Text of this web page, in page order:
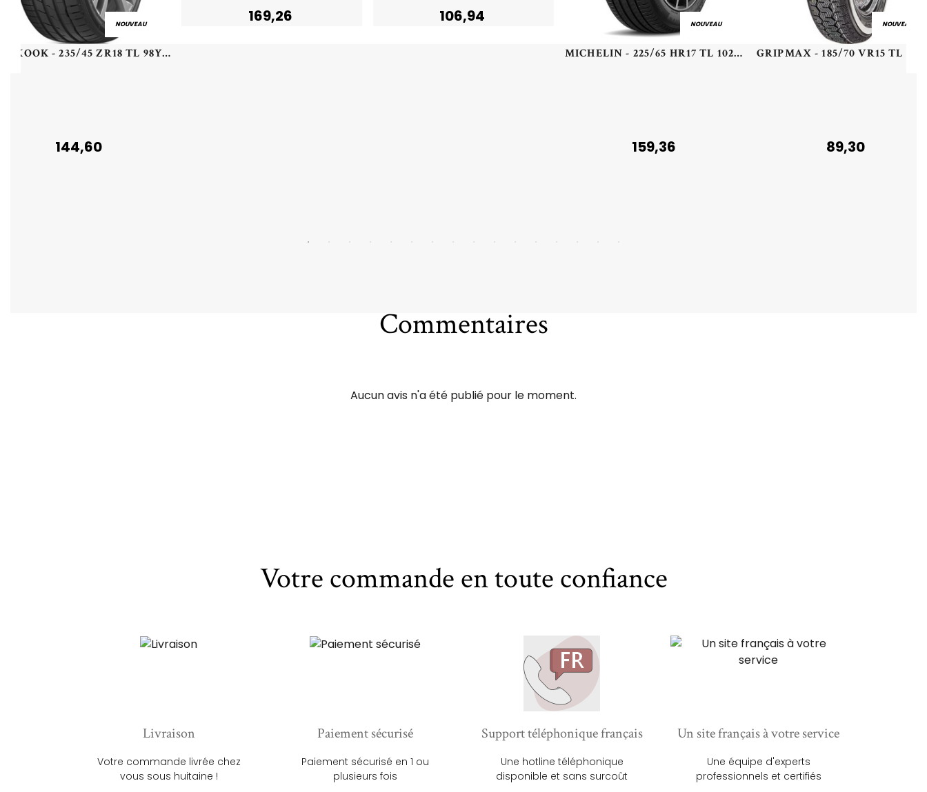
NOUVEAU
HANKOOK - 235/45 ZR18 TL 98Y HA K127 S1 EVO3 XL - 2354518 - CAB
144,60
169,26 106,94 NOUVEAU
MICHELIN - 225/65 HR17 TL 102H MI PRIMACY 4+ - 2256517 - BAB
159,36
NOUVEAU
89,30
Commentaires
Aucun avis n'a été publié pour le moment.
Votre commande en toute confiance
Livraison
Votre commande livrée chez
vous sous huitaine !
Paiement sécurisé
Paiement sécurisé en 1 ou
plusieurs fois
Support téléphonique français
Une hotline téléphonique
disponible et sans surcoût
Un site français à votre service
Une équipe d'experts
professionnels et certifiés